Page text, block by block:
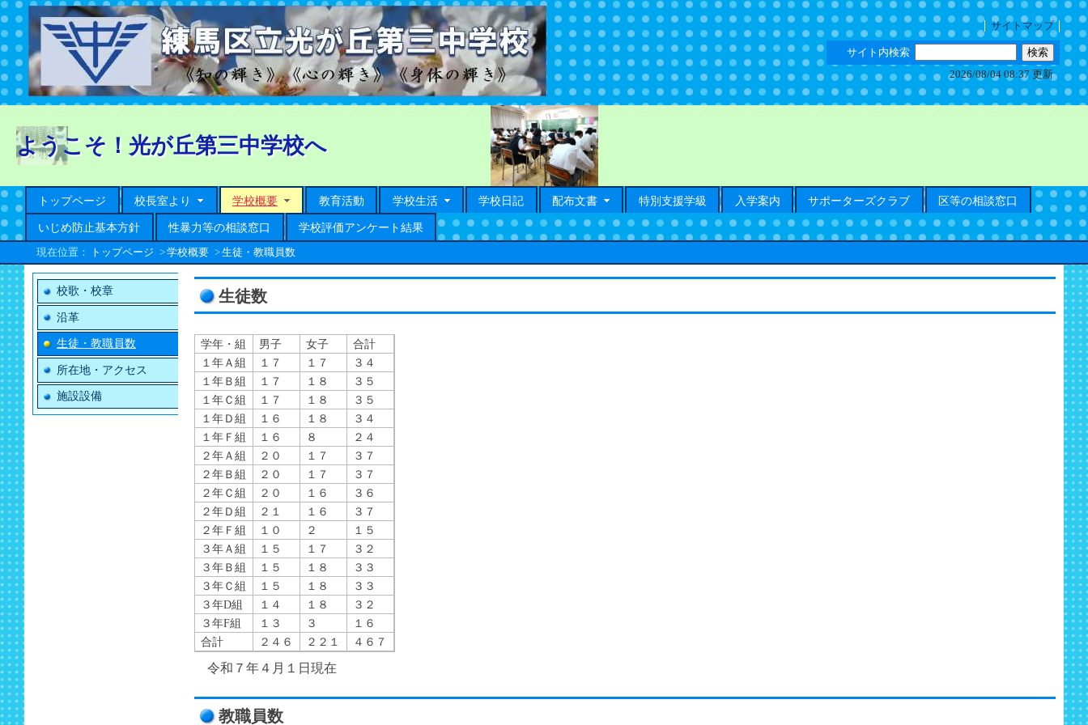
サイトマップ
サイト内検索
2026/08/04 08:37 更新
ようこそ！光が丘第三中学校へ
トップページ 校長室より 学校概要 教育活動 学校生活 学校日記 配布文書 特別支援学級 入学案内 サポーターズクラブ 区等の相談窓口
いじめ防止基本方針 性暴力等の相談窓口 学校評価アンケート結果
現在位置： トップページ >学校概要 >生徒・教職員数
校歌・校章
沿革
生徒・教職員数
所在地・アクセス
施設設備
生徒数
学年・組 男子 女子
合計
１年Ａ組
１７ １７
３４
１年Ｂ組
１７ １８
３５
１年Ｃ組
１７ １８
３５
１年Ｄ組
１６ １８
３４
１年Ｆ組
１６ ８
２４
２年Ａ組
２０ １７
３７
２年Ｂ組
２０ １７
３７
２年Ｃ組
２０ １６
３６
２年Ｄ組
２１ １６
３７
２年Ｆ組
１０ ２
１５
３年Ａ組
１５ １７
３２
３年Ｂ組
１５ １８
３３
３年Ｃ組
１５ １８
３３
３年D組
１４ １８
３２
３年F組
１３ ３
１６
合計
２４６ ２２１ ４６７
令和７年４月１日現在
教職員数